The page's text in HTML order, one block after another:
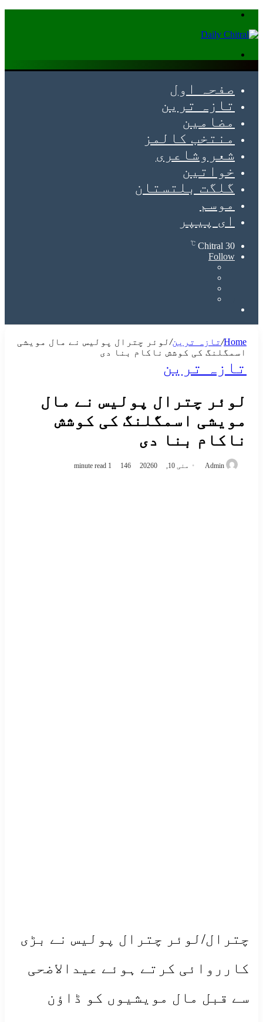
صفحہ اول
تازہ ترین
مضامین
منتخب کالمز
شعروشاعری
خواتین
گلگت بلتستان
موسم
ای پیپر
Chitral 30
℃
Follow
Home
/تازہ ترین/لوئر چترال پولیس نے مال مویشی
اسمگلنگ کی کوشش ناکام بنا دی
تازہ ترین
لوئر چترال پولیس نے مال
مویشی اسمگلنگ کی کوشش
ناکام بنا دی
Admin
Send مئی 10, 2026 0
1 minute read
چترال/لوئر چترال پولیس نے بڑی
کارروائی کرتے ہوئے عیدالاضحی
سے قبل مال مویشیوں کو ڈاؤن